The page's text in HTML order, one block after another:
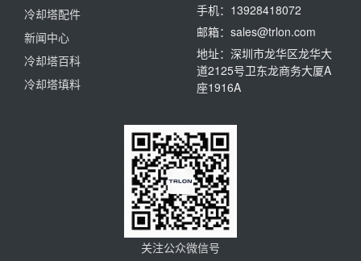
冷却塔配件
新闻中心
冷却塔百科
冷却塔填料
手机：13928418072
邮箱：sales@trlon.com
地址：深圳市龙华区龙华大
道2125号卫东龙商务大厦A
座1916A
关注公众微信号